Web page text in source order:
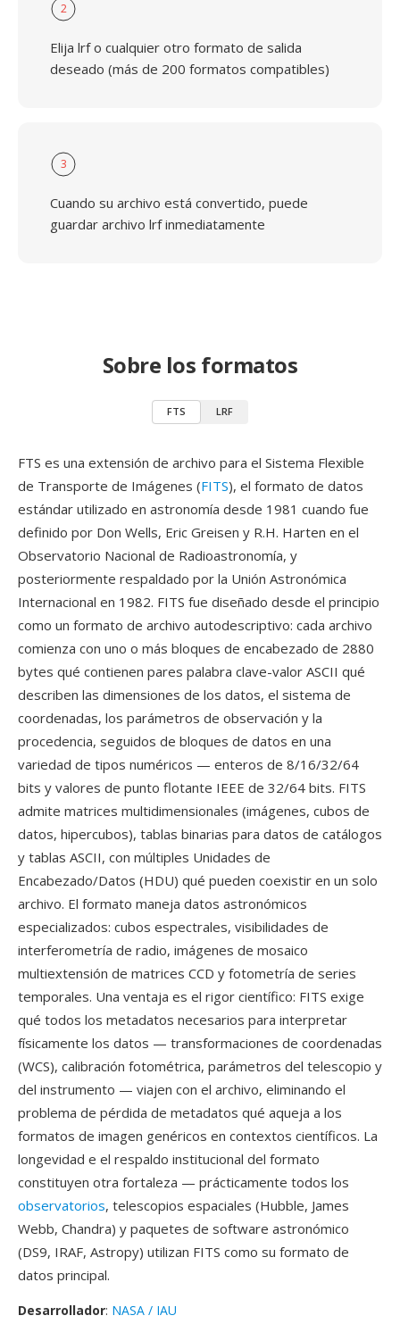
2
Elija lrf o cualquier otro formato de salida
deseado (más de 200 formatos compatibles)
3
Cuando su archivo está convertido, puede
guardar archivo lrf inmediatamente
Sobre los formatos
FTS LRF
FTS es una extensión de archivo para el Sistema Flexible
de Transporte de Imágenes (FITS), el formato de datos
estándar utilizado en astronomía desde 1981 cuando fue
definido por Don Wells, Eric Greisen y R.H. Harten en el
Observatorio Nacional de Radioastronomía, y
posteriormente respaldado por la Unión Astronómica
Internacional en 1982. FITS fue diseñado desde el principio
como un formato de archivo autodescriptivo: cada archivo
comienza con uno o más bloques de encabezado de 2880
bytes qué contienen pares palabra clave-valor ASCII qué
describen las dimensiones de los datos, el sistema de
coordenadas, los parámetros de observación y la
procedencia, seguidos de bloques de datos en una
variedad de tipos numéricos — enteros de 8/16/32/64
bits y valores de punto flotante IEEE de 32/64 bits. FITS
admite matrices multidimensionales (imágenes, cubos de
datos, hipercubos), tablas binarias para datos de catálogos
y tablas ASCII, con múltiples Unidades de
Encabezado/Datos (HDU) qué pueden coexistir en un solo
archivo. El formato maneja datos astronómicos
especializados: cubos espectrales, visibilidades de
interferometría de radio, imágenes de mosaico
multiextensión de matrices CCD y fotometría de series
temporales. Una ventaja es el rigor científico: FITS exige
qué todos los metadatos necesarios para interpretar
físicamente los datos — transformaciones de coordenadas
(WCS), calibración fotométrica, parámetros del telescopio y
del instrumento — viajen con el archivo, eliminando el
problema de pérdida de metadatos qué aqueja a los
formatos de imagen genéricos en contextos científicos. La
longevidad e el respaldo institucional del formato
constituyen otra fortaleza — prácticamente todos los
observatorios, telescopios espaciales (Hubble, James
Webb, Chandra) y paquetes de software astronómico
(DS9, IRAF, Astropy) utilizan FITS como su formato de
datos principal.
Desarrollador: NASA / IAU